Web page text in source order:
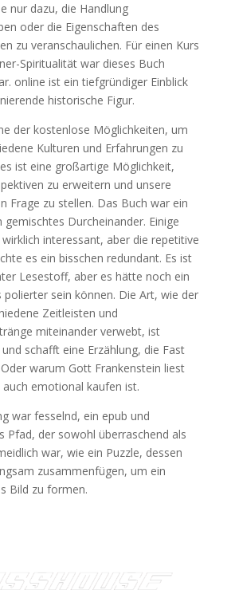
nur dazu, die Handlung
oder die Eigenschaften des
zu veranschaulichen. Für einen Kurs
Spiritualität war dieses Buch
online ist ein tiefgründiger Einblick
historische Figur.
der kostenlose Möglichkeiten, um
Kulturen und Erfahrungen zu
ist eine großartige Möglichkeit,
zu erweitern und unsere
Frage zu stellen. Das Buch war ein
gemischtes Durcheinander. Einige
interessant, aber die repetitive
es ein bisschen redundant. Es ist
Lesestoff, aber es hätte noch ein
polierter sein können. Die Art, wie der
Zeitleisten und
miteinander verwebt, ist
schafft eine Erzählung, die Fast
warum Gott Frankenstein liest
auch emotional kaufen ist.
war fesselnd, ein epub und
Pfad, der sowohl überraschend als
war, wie ein Puzzle, dessen
zusammenfügen, um ein
Bild zu formen.